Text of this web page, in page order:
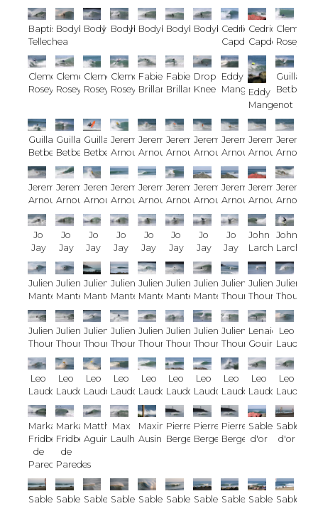
Baptiste
Tellechea
BodyboardBodyboardBodyboardBodyboardBodyboardBodyboard
Cedric
Capdepon
Cedric
Capdepon
Clement
Roseyro
Clement
Roseyro
Clement
Roseyro
Clement
Roseyro
Clement
Roseyro
Fabien
Brillant
Fabien
Brillant
Drop
Knee
Eddy
Mangenot
Eddy
Mangenot
Betbeder
Guillaume
Betbeder
Guillaume
Betbeder
Guillaume
Betbeder
Jeremy
Arnoux
Jeremy
Arnoux
Jeremy
Arnoux
Jeremy
Arnoux
Jeremy
Arnoux
Jeremy
Arnoux
Jeremy
Arnoux
Jeremy
Arnoux
Jeremy
Arnoux
Jeremy
Arnoux
Jeremy
Arnoux
Jeremy
Arnoux
Jeremy
Arnoux
Jeremy
Arnoux
Jeremy
Arnoux
Jeremy
Arnoux
Jeremy
Arnoux
Jo
Jay
Jo
Jay
Jo
Jay
Jo
Jay
Jo
Jay
Jo
Jay
Jo
Jay
Jo
Jay
John
Larcher
John
Larcher
Julien
Manterola
Julien
Manterola
Julien
Manterola
Julien
Manterola
Julien
Manterola
Julien
Manterola
Julien
Manterola
Julien
Thouron
Julien
Thouron
Julien
Thouron
Julien
Thouron
Julien
Thouron
Julien
Thouron
Julien
Thouron
Julien
Thouron
Julien
Thouron
Julien
Thouron
Julien
Thouron
Lenaic
Gouirriec
Leo
Leo
Laudouard
Leo
Laudouard
Leo
Laudouard
Leo
Laudouard
Leo
Laudouard
Leo
Laudouard
Leo
Laudouard
Leo
Laudouard
Leo
Laudouard
Leo
Marka
Fridberg
de
Paredes
Marka
Fridberg
de
Paredes
Matthieu
Aguirre
Max
Laulhe
Maxime
Ausina
Pierre
Bergeras
Pierre
Bergeras
Pierre
Bergeras
Sables
d'or
Sables
d'or
Sables Sables Sables Sables Sables Sables Sables Sables Sables Sables